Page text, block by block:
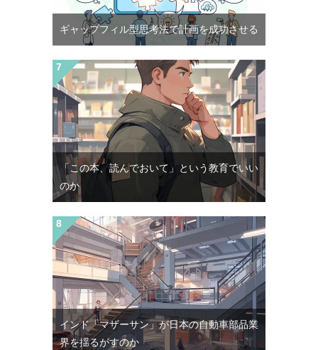
ギャップフィル型思考法で計画を成功させる
「この本、読んでおいて」という教育でいい
のか
インド「マザーサン」が日本の自動車部品業
界を揺るがすのか